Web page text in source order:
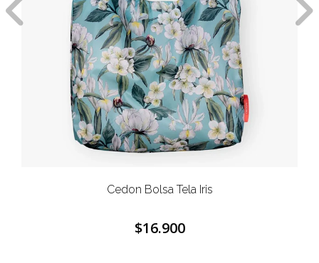
Cedon Bolsa Tela Iris
$16.900